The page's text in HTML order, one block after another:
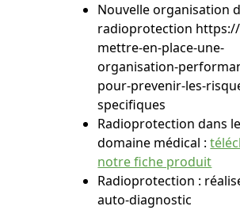
Nouvelle organisation
radioprotection
mettre-en-place-une-
organisation-
pour-prevenir-les-
specifiques
Radioprotection dans le
domaine médical :
notre fiche produit
Radioprotection :
auto-diagnostic